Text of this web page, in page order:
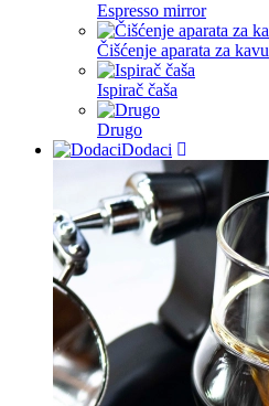
Espresso mirror
Čišćenje aparata za kavu
Ispirač čaša
Drugo
Dodaci